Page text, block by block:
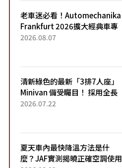
老車迷必看！Automechanika
Frankfurt 2026擴大經典車專
區 1954年珍稀古董車現場修復
2026.08.07
清新綠色的最新「3排7人座」
Minivan 備受矚目！ 採用全長
4.7公尺剛剛好的車身尺寸與
2026.07.22
夏天車內最快降溫方法是什
麼？JAF實測揭曉正確空調使用